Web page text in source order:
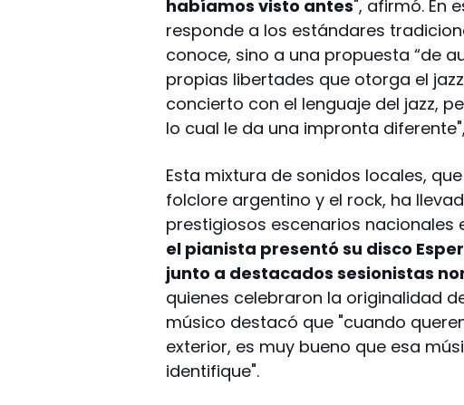
habíamos visto antes", afirmó. En
responde a los estándares
conoce, sino a una propuesta “de
propias libertades que otorga el
concierto con el lenguaje del jazz,
lo cual le da una impronta
Esta mixtura de sonidos locales,
folclore argentino y el rock, ha
prestigiosos escenarios nacionales
el pianista presentó su disco
junto a destacados sesionistas
quienes celebraron la originalidad
músico destacó que "cuando
exterior, es muy bueno que esa
identifique".